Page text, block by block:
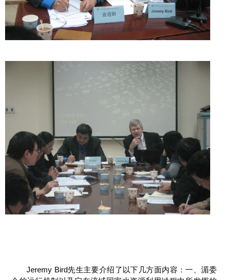
Jeremy Bird先生主要介绍了以下几方面内容：一、湄委